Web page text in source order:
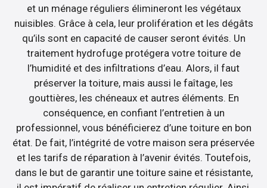
et un ménage réguliers élimineront les végétaux
nuisibles. Grâce à cela, leur prolifération et les dégâts
qu’ils sont en capacité de causer seront évités. Un
traitement hydrofuge protégera votre toiture de
l’humidité et des infiltrations d’eau. Alors, il faut
préserver la toiture, mais aussi le faîtage, les
gouttières, les chéneaux et autres éléments. En
conséquence, en confiant l’entretien à un
professionnel, vous bénéficierez d’une toiture en bon
état. De fait, l’intégrité de votre maison sera préservée
et les tarifs de réparation à l’avenir évités. Toutefois,
dans le but de garantir une toiture saine et résistante,